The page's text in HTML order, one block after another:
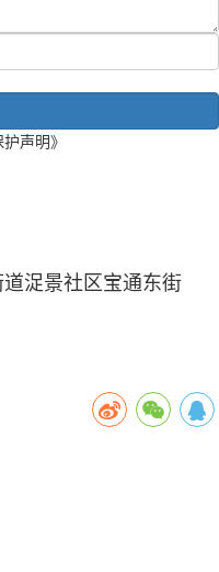
声明》
浞景社区宝通东街